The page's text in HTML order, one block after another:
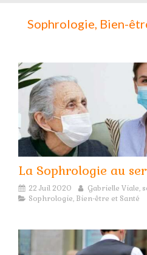
Sophrologie, Bien-
La Sophrologie au
22 Juil 2020
Gabrielle Viale,
Sophrologie, Bien-être et Santé